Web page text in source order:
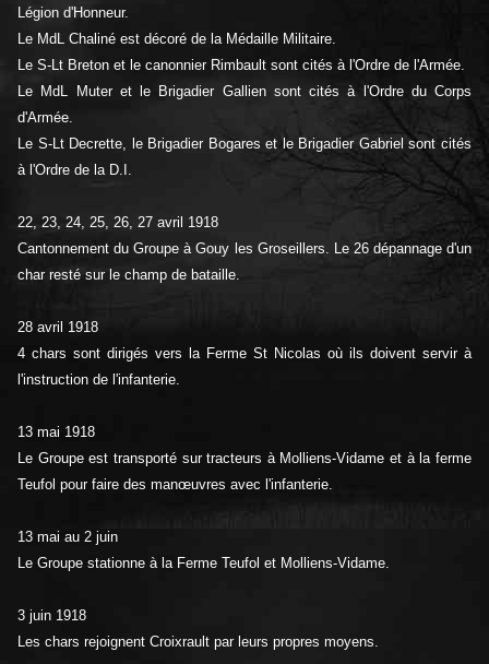
Légion d'Honneur.
Le MdL Chaliné est décoré de la Médaille Militaire.
Le S-Lt Breton et le canonnier Rimbault sont cités à l'Ordre de l'Armée.
Le MdL Muter et le Brigadier Gallien sont cités à l'Ordre du Corps
d'Armée.
Le S-Lt Decrette, le Brigadier Bogares et le Brigadier Gabriel sont cités
à l'Ordre de la D.I.
22, 23, 24, 25, 26, 27 avril 1918
Cantonnement du Groupe à Gouy les Groseillers. Le 26 dépannage d'un
char resté sur le champ de bataille.
28 avril 1918
4 chars sont dirigés vers la Ferme St Nicolas où ils doivent servir à
l'instruction de l'infanterie.
13 mai 1918
Le Groupe est transporté sur tracteurs à Molliens-Vidame et à la ferme
Teufol pour faire des manœuvres avec l'infanterie.
13 mai au 2 juin
Le Groupe stationne à la Ferme Teufol et Molliens-Vidame.
3 juin 1918
Les chars rejoignent Croixrault par leurs propres moyens.